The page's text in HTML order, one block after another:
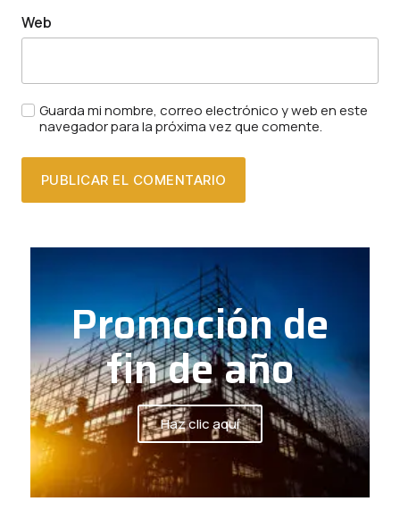
Web
Guarda mi nombre, correo electrónico y web en este
navegador para la próxima vez que comente.
Promoción de
fin de año
Haz clic aquí